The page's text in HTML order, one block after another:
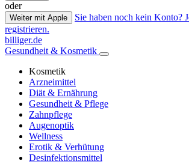
oder
Weiter mit Apple
Sie haben noch kein Konto?
registrieren.
billiger.de
Gesundheit & Kosmetik
Kosmetik
Arzneimittel
Diät & Ernährung
Gesundheit & Pflege
Zahnpflege
Augenoptik
Wellness
Erotik & Verhütung
Desinfektionsmittel